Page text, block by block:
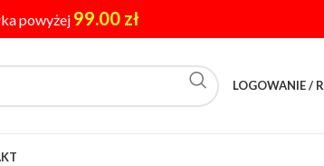
powyżej 99.00 zł
LOGOWANIE /